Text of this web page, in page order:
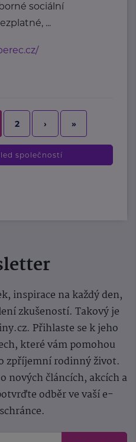
sociální
...
2 › »
společností
inspirace na každý den,
zkušeností. Takový je
Přihlaste se k jeho
které vám pomohou
zpříjemní rodinný život.
nových článcích, akcích a
odběr ve vaší e-